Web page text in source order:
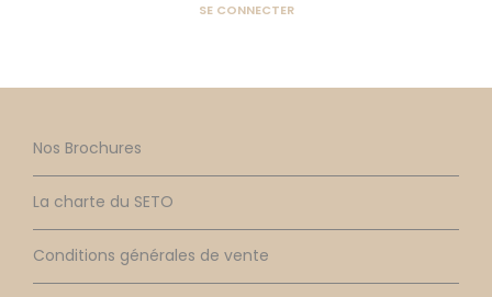
SE CONNECTER
Nos Brochures
La charte du SETO
Conditions générales de vente